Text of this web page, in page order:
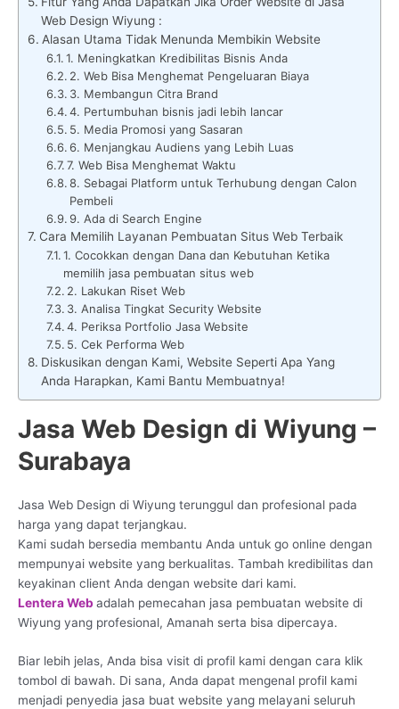
Web Design Wiyung :
Alasan Utama Tidak Menunda Membikin Website
1. Meningkatkan Kredibilitas Bisnis Anda
2. Web Bisa Menghemat Pengeluaran Biaya
3. Membangun Citra Brand
4. Pertumbuhan bisnis jadi lebih lancar
5. Media Promosi yang Sasaran
6. Menjangkau Audiens yang Lebih Luas
7. Web Bisa Menghemat Waktu
8. Sebagai Platform untuk Terhubung dengan Calon
Pembeli
9. Ada di Search Engine
Cara Memilih Layanan Pembuatan Situs Web Terbaik
1. Cocokkan dengan Dana dan Kebutuhan Ketika
memilih jasa pembuatan situs web
2. Lakukan Riset Web
3. Analisa Tingkat Security Website
4. Periksa Portfolio Jasa Website
5. Cek Performa Web
Diskusikan dengan Kami, Website Seperti Apa Yang
Anda Harapkan, Kami Bantu Membuatnya!
Jasa Web Design di Wiyung –
Surabaya
Jasa Web Design di Wiyung terunggul dan profesional pada
harga yang dapat terjangkau.
Kami sudah bersedia membantu Anda untuk go online dengan
mempunyai website yang berkualitas. Tambah kredibilitas dan
keyakinan client Anda dengan website dari kami.
Lentera Web adalah pemecahan jasa pembuatan website di
Wiyung yang profesional, Amanah serta bisa dipercaya.
Biar lebih jelas, Anda bisa visit di profil kami dengan cara klik
tombol di bawah. Di sana, Anda dapat mengenal profil kami
menjadi penyedia jasa buat website yang melayani seluruh